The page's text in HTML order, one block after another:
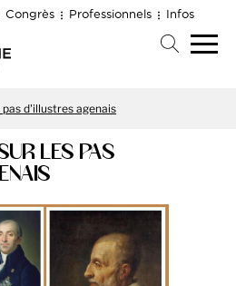
Congrès Professionnels
Infos
d'illustres agenais
LES PAS